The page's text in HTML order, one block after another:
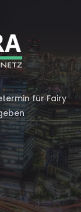
für Fairy